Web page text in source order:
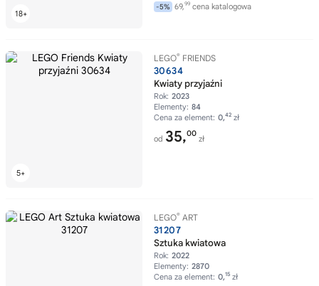
-5% 69,99 cena katalogowa
LEGO® FRIENDS
30634
Kwiaty przyjaźni
Rok: 2023
Elementy: 84
Cena za element: 0,42 zł
od 35,00
zł
LEGO® ART
31207
Sztuka kwiatowa
Rok: 2022
Elementy: 2870
Cena za element: 0,15 zł